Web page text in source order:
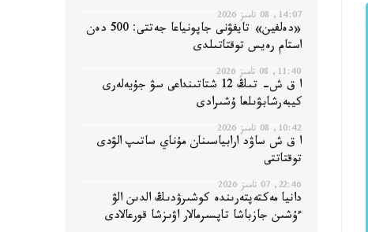
14:07, 08 تامىز 2026
«دەلفين» تايفۋنى جاپونياعا جەتتى: 500 دەن
استام رەيس توقتاتىلدى
11:40, 08 تامىز 2026
ا ق ش- تىڭ 12 شتاتىنداعى سۋ جۇيەلەرى
كيبەرشابۋىلعا ۇشىرادى
10:42, 08 تامىز 2026
ا ق ش ساۋد ارابياسىنان مۇناي ساتىپ الۋدى
توقتاتتى
22:46, 07 تامىز 2026
دانيا مەكتەپتەرىندە كوشىرۋدىڭ الدىن الۋ
ءۇشىن جازباشا تاپسىرمالار اۋىزشا قورعالادى